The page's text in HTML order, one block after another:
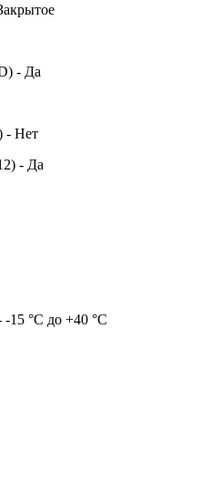
- Да
- Нет
- Да
15 °C до +40 °C